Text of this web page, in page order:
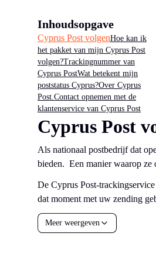
Inhoudsopgave
Cyprus Post volgenHoe kan ik
het pakket van mijn Cyprus Post
volgen?Trackingnummer van
Cyprus PostWat betekent mijn
poststatus Cyprus?Over Cyprus
Post.Contact opnemen met de
klantenservice van Cyprus Post
Cyprus Post
Als nationaal postbedrijf dat
bieden. Een manier waarop ze
De Cyprus Post-
dat moment met uw zending
Meer weergeven